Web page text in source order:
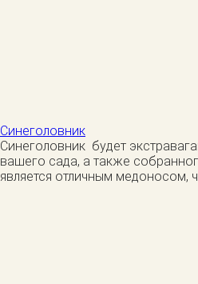
Синеголовник
Синеголовник будет
вашего сада, а также
является отличным медоносом,